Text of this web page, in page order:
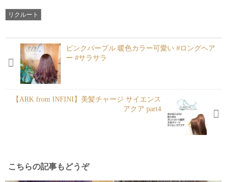
リクルート
ピンクパープル 暖色カラー可愛い #ロングヘア
ー #サラサラ
【ARK from INFINI】美髪チャージ サイエンス
アクア part4
こちらの記事もどうぞ